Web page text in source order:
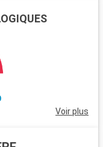
Voir plus